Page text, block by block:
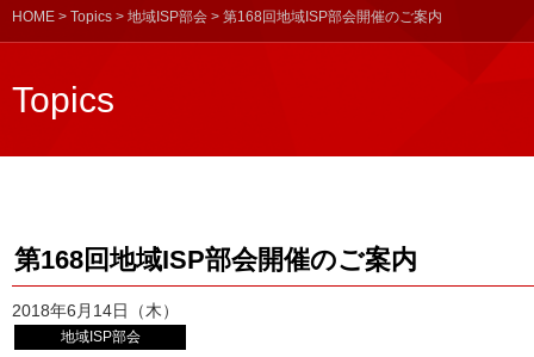
HOME > Topics > 地域ISP部会 > 第168回地域ISP部会開催のご案内
Topics
第168回地域ISP部会開催のご案内
2018年6月14日（木）
地域ISP部会